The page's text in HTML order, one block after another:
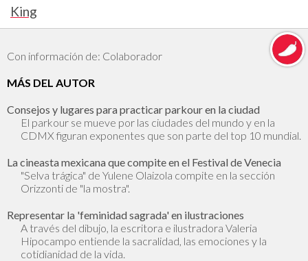
King
Con información de: Colaborador
MÁS DEL AUTOR
Consejos y lugares para practicar parkour en la ciudad
El parkour se mueve por las ciudades del mundo y en la
CDMX figuran exponentes que son parte del top 10 mundial.
La cineasta mexicana que compite en el Festival de Venecia
"Selva trágica" de Yulene Olaizola compite en la sección
Orizzonti de "la mostra".
Representar la 'feminidad sagrada' en ilustraciones
A través del dibujo, la escritora e ilustradora Valeria
Hipocampo entiende la sacralidad, las emociones y la
cotidianidad de la vida.